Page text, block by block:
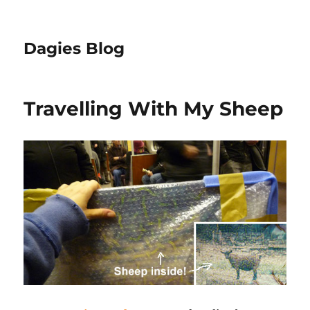
Dagies Blog
Travelling With My Sheep